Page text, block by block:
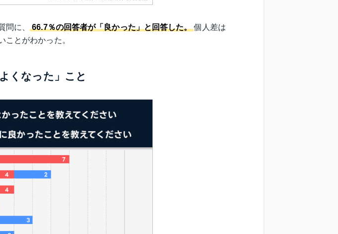
問に、 66.7％の回答者が「良かった」と回答した。 個人差は
とがわかった。
くなった」こと